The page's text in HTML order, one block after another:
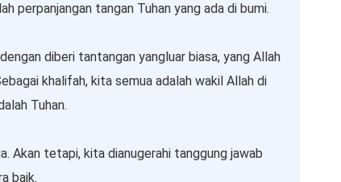
perpanjangan tangan Tuhan yang ada di bumi.
diberi tantangan yangluar biasa, yang Allah
khalifah, kita semua adalah wakil Allah di
Tuhan.
Akan tetapi, kita dianugerahi tanggung jawab
baik.